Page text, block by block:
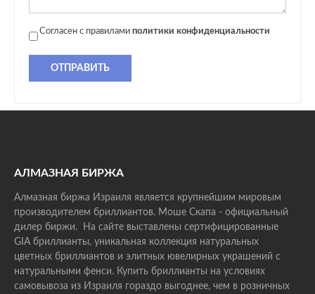
Согласен с правилами политики конфиденциальности
ОТПРАВИТЬ
АЛМАЗНАЯ БИРЖА
Алмазная биржа Израиля является крупнейшим мировым
производителем бриллиантов. Моше Скапа - официальный
дилер биржи. На сайте выставлены сертифицированные
GIA бриллианты, уникальная коллекция натуральных
цветных бриллиантов и элитных ювелирных украшений с
натуральными фенси. Купить бриллианты на условиях
самовывоза из Израиля гораздо выгоднее, чем в розничных